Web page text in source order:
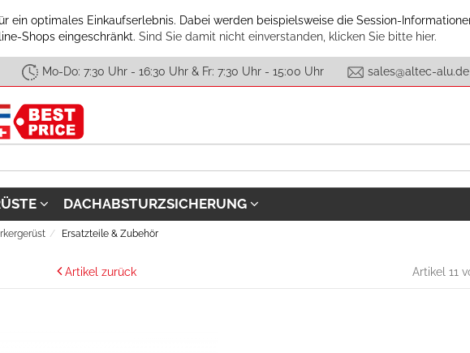
ein optimales Einkaufserlebnis. Dabei werden beispielsweise die Session-
Shops eingeschränkt. Sind Sie damit nicht einverstanden, klicken Sie bitte hier.
Mo-Do: 7:30 Uhr - 16:30 Uhr & Fr: 7:30 Uhr - 15:00 Uhr sales@altec-alu.de
DACHABSTURZSICHERUNG
Ersatzteile & Zubehör
Artikel zurück Artikel 11